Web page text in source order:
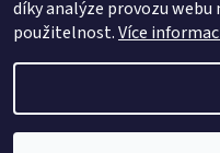
díky analýze provozu
použitelnost.Více